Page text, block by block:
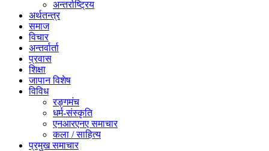
अन्तर्राष्ट्रिय
अर्थतन्त्र
समाज
विचार
अन्तर्वार्ता
प्रवास
शिक्षा
जापान विशेष
विविध
रङ्गमंच
धर्म-संस्कृति
एनआरएनए समाचार
कला / साहित्य
प्रमुख समाचार